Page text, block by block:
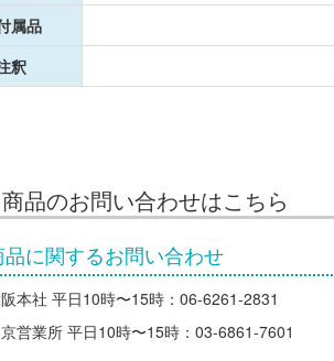
属品
釈
商品のお問い合わせはこちら
品に関するお問い合わせ
本社 平日10時〜15時：06-6261-2831
営業所 平日10時〜15時：03-6861-7601